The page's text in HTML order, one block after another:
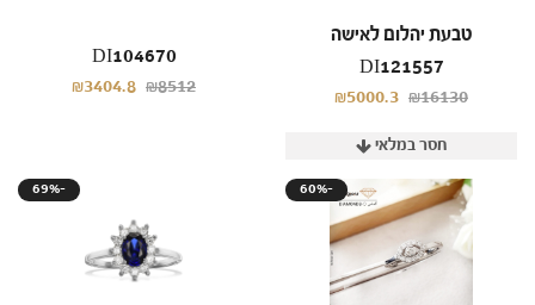
DI104670
₪3404.8 ₪8512
טבעת יהלום לאישה
DI121557
₪5000.3 ₪16130
69%-
חסר במלאי
60%-